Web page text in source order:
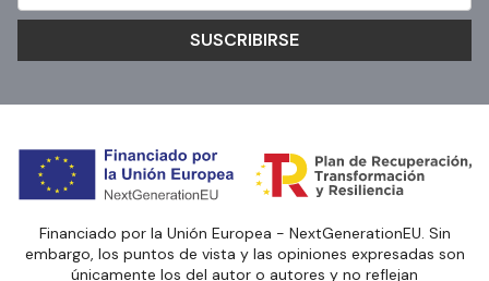
SUSCRIBIRSE
Financiado por la Unión Europea - NextGenerationEU. Sin
embargo, los puntos de vista y las opiniones expresadas son
únicamente los del autor o autores y no reflejan